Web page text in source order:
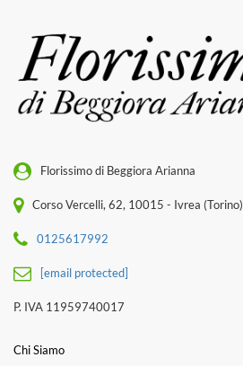
Florissimo di Beggiora Arianna
Corso Vercelli, 62, 10015 - Ivrea (Torino)
0125617992
[email protected]
P. IVA 11959740017
Chi Siamo